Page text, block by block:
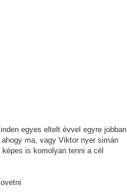
egyes eltelt évvel egyre jobban
ma, vagy Viktor nyer simán
is komolyan tenni a cél